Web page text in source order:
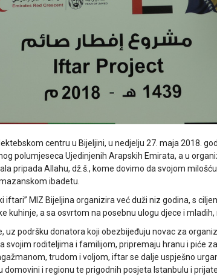
centru u Bijeljini, u nedjelju 27. maja 2018.
polumjeseca Ujedinjenih Arapskih Emirata, a u
pripada Allahu, dž.š., kome dovimo da svojom
ibadetu.
iftari” MIZ Bijeljina organizira već duži niz godina, s
kuhinje, a sa osvrtom na posebnu ulogu djece i
uz podršku donatora koji obezbijeđuju novac za
svojim roditeljima i familijom, pripremaju hranu i piće
trudom i voljom, iftar se dalje uspješno
i regionu te prigodnih posjeta Istanbulu i